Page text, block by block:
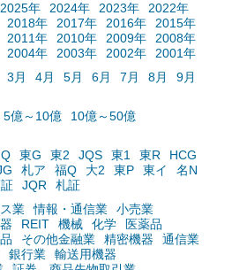
2025年 2024年 2023年
2022年
2018年 2017年 2016年
2015年
2011年 2010年 2009年
2008年
2004年 2003年 2002年
2001年
3月 4月 5月 6月 7月 8月
9月
5億～10億
10億～50億
東G 東2 JQS 東1 東R
HCG
札ア 福Q 大2 東P 東イ
名N
JQR
札証
業 情報・通信業
小売業
REIT 機械 化学
医薬品
その他金融業 精密機器
通信業
銀行業
輸送用機器